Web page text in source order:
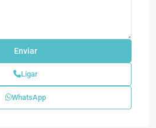
Ligar
WhatsApp